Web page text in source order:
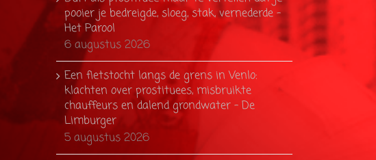
pooier je bedreigde, sloeg, stak, vernederde -
Het Parool
6 augustus 2026
Een fietstocht langs de grens in Venlo:
klachten over prostituees, misbruikte
chauffeurs en dalend grondwater - De
Limburger
5 augustus 2026